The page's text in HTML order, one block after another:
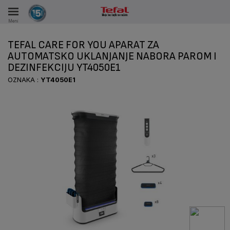
Meni
U PERIODU OD 15 GODINA
TEFAL CARE FOR YOU APARAT ZA
AUTOMATSKO UKLANJANJE NABORA PAROM I
DEZINFEKCIJU YT4050E1
OZNAKA : YT4050E1